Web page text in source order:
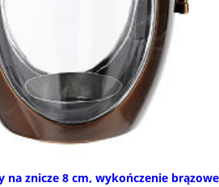
na znicze 8 cm, wykończenie brązowe